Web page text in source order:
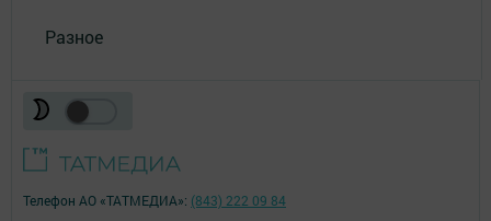
Разное
Телефон АО «ТАТМЕДИА»: (843) 222 09 84